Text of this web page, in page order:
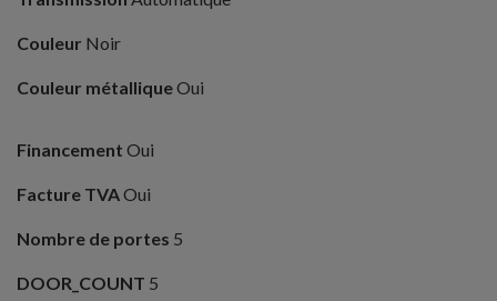
Couleur Noir
Couleur métalliqueOui
Financement Oui
Facture TVAOui
Nombre de portes 5
DOOR_COUNT 5